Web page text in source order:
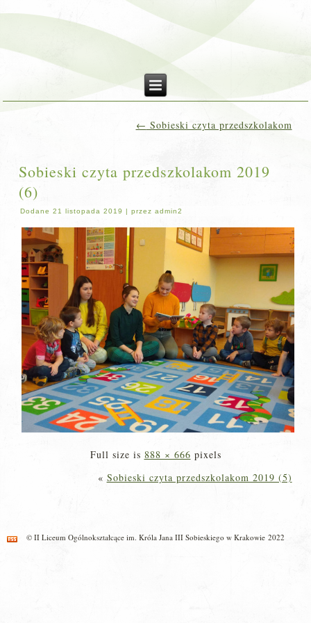
← Sobieski czyta przedszkolakom
Sobieski czyta przedszkolakom 2019
(6)
Dodane 21 listopada 2019 |przez admin2
Full size is 888 × 666 pixels
« Sobieski czyta przedszkolakom 2019 (5)
© II Liceum Ogólnokształcące im. Króla Jana III Sobieskiego w Krakowie 2022